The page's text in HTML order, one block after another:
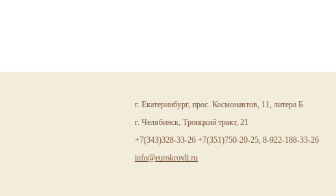
г. Екатеринбург, прос. Космонавтов, 11, литера Б
г. Челябинск, Троицкий тракт, 21
+7(343)328-33-26 +7(351)750-20-25, 8-922-188-33-26
info@eurokrovli.ru